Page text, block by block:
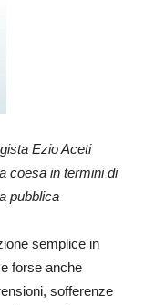
Ezio Aceti
coesa in termini di
pubblica
semplice in
forse anche
sofferenze